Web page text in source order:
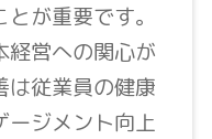
が重要です。
経営への関心が
は従業員の健康
ージメント向上